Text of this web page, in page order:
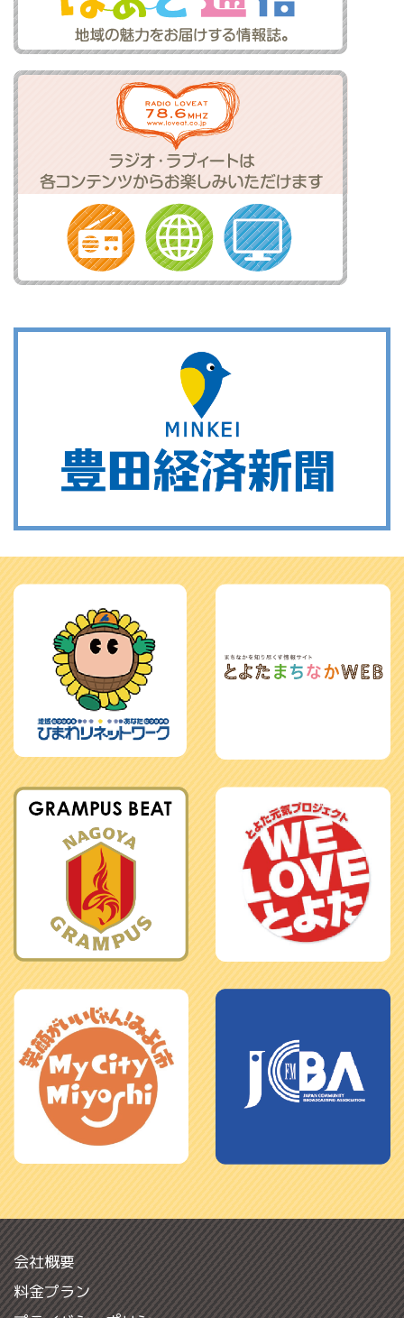
会社概要
料金プラン